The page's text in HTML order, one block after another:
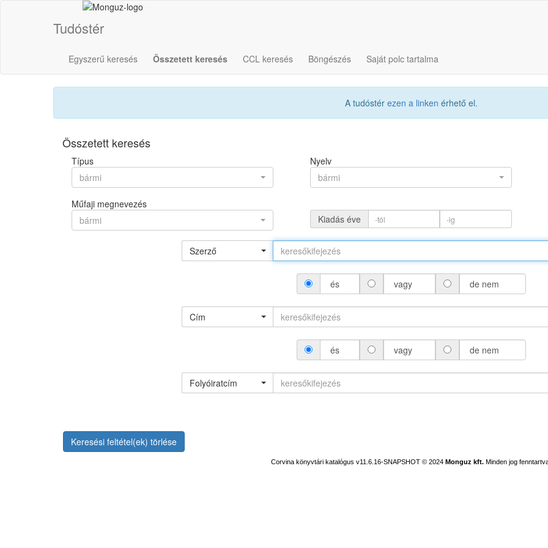
Tudóstér
Egyszerű keresés Összetett keresés CCL keresés Böngészés Saját polc tartalma
A tudóstér ezen a linken érhető el.
Összetett keresés
Típus
bármi
Nyelv
bármi
Műfaji megnevezés
bármi
Kiadás éve
Szerző
és vagy de nem
Cím
és vagy de nem
Folyóiratcím
Keresési feltétel(ek) törlése
Corvina könyvtári katalógus v11.6.16-SNAPSHOT © 2024 Monguz kft. Minden jog